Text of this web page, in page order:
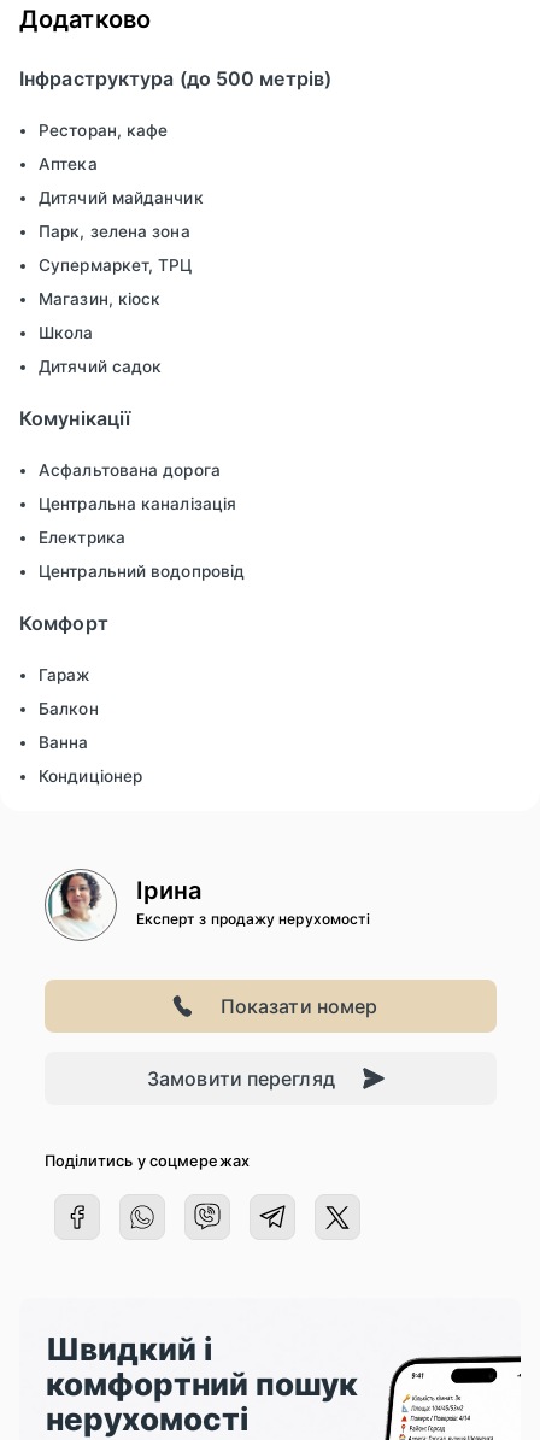
Додатково
Інфраструктура (до 500 метрів)
Ресторан, кафе
Аптека
Дитячий майданчик
Парк, зелена зона
Супермаркет, ТРЦ
Магазин, кіоск
Школа
Дитячий садок
Комунікації
Асфальтована дорога
Центральна каналізація
Електрика
Центральний водопровід
Комфорт
Гараж
Балкон
Ванна
Кондиціонер
Ірина
Експерт з продажу нерухомості
Показати номер
Замовити перегляд
Поділитись у соцмережах
Швидкий і
комфортний пошук
нерухомості